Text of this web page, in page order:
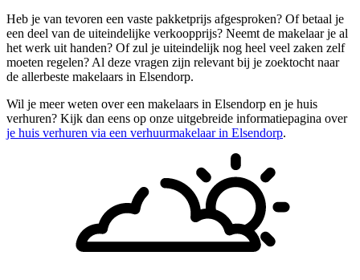
Heb je van tevoren een vaste pakketprijs afgesproken? Of betaal je
een deel van de uiteindelijke verkoopprijs? Neemt de makelaar je al
het werk uit handen? Of zul je uiteindelijk nog heel veel zaken zelf
moeten regelen? Al deze vragen zijn relevant bij je zoektocht naar
de allerbeste makelaars in Elsendorp.
Wil je meer weten over een makelaars in Elsendorp en je huis
verhuren? Kijk dan eens op onze uitgebreide informatiepagina over
je huis verhuren via een verhuurmakelaar in Elsendorp.